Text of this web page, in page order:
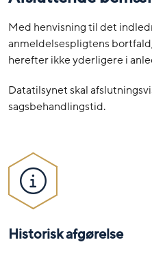
Med henvisning til det
anmeldelsespligtens
herefter ikke yderligere i
Datatilsynet skal
sagsbehandlingstid.
Historisk afgørelse